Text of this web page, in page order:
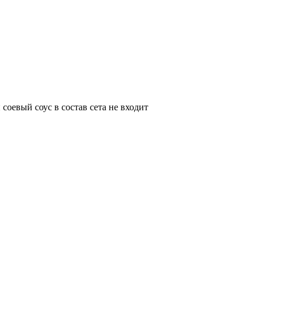
соус в состав сета не входит